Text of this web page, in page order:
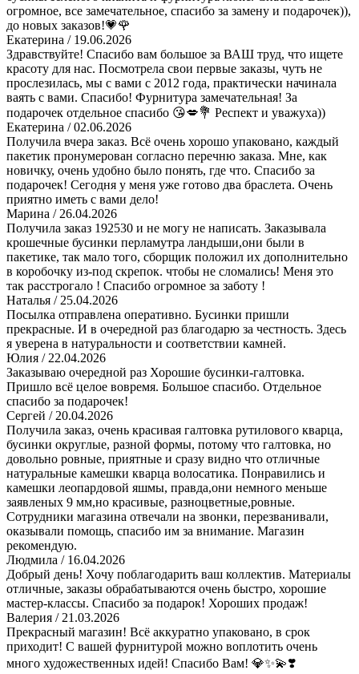
огромное, все замечательное, спасибо за замену и подарочек)),
до новых заказов!💗🌹
Екатерина / 19.06.2026
Здравствуйте! Спасибо вам большое за ВАШ труд, что ищете
красоту для нас. Посмотрела свои первые заказы, чуть не
прослезилась, мы с вами с 2012 года, практически начинала
ваять с вами. Спасибо! Фурнитура замечательная! За
подарочек отдельное спасибо 😘💋💐 Респект и уважуха))
Екатерина / 02.06.2026
Получила вчера заказ. Всё очень хорошо упаковано, каждый
пакетик пронумерован согласно перечню заказа. Мне, как
новичку, очень удобно было понять, где что. Спасибо за
подарочек! Сегодня у меня уже готово два браслета. Очень
приятно иметь с вами дело!
Марина / 26.04.2026
Получила заказ 192530 и не могу не написать. Заказывала
крошечные бусинки перламутра ландыши,они были в
пакетике, так мало того, сборщик положил их дополнительно
в коробочку из-под скрепок. чтобы не сломались! Меня это
так расстрогало ! Спасибо огромное за заботу !
Наталья / 25.04.2026
Посылка отправлена оперативно. Бусинки пришли
прекрасные. И в очередной раз благодарю за честность. Здесь
я уверена в натуральности и соответствии камней.
Юлия / 22.04.2026
Заказываю очередной раз Хорошие бусинки-галтовка.
Пришло всё целое вовремя. Большое спасибо. Отдельное
спасибо за подарочек!
Сергей / 20.04.2026
Получила заказ, очень красивая галтовка рутилового кварца,
бусинки округлые, разной формы, потому что галтовка, но
довольно ровные, приятные и сразу видно что отличные
натуральные камешки кварца волосатика. Понравились и
камешки леопардовой яшмы, правда,они немного меньше
заявленых 9 мм,но красивые, разноцветные,ровные.
Сотрудники магазина отвечали на звонки, перезванивали,
оказывали помощь, спасибо им за внимание. Магазин
рекомендую.
Людмила / 16.04.2026
Добрый день! Хочу поблагодарить ваш коллектив. Материалы
отличные, заказы обрабатываются очень быстро, хорошие
мастер-классы. Спасибо за подарок! Хороших продаж!
Валерия / 21.03.2026
Прекрасный магазин! Всё аккуратно упаковано, в срок
приходит! С вашей фурнитурой можно воплотить очень
много художественных идей! Спасибо Вам! 💎✨️💫❣️